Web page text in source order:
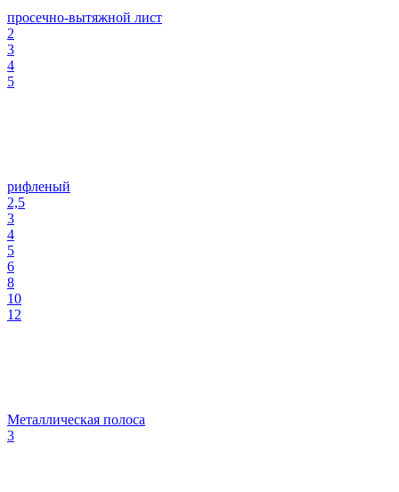
просечно-вытяжной лист
2
3
4
5
рифленый
2,5
3
4
5
6
8
10
12
Металлическая полоса
3